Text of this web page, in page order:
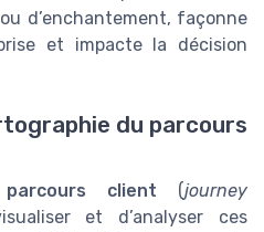
d’enchantement, façonne
et impacte la décision
du parcours
client (journey
et d’analyser ces